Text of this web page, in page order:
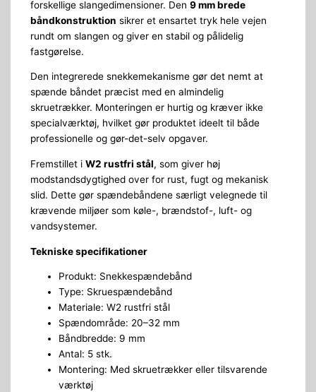
forskellige slangedimensioner. Den 9 mm brede
båndkonstruktion sikrer et ensartet tryk hele vejen
rundt om slangen og giver en stabil og pålidelig
fastgørelse.
Den integrerede snekkemekanisme gør det nemt at
spænde båndet præcist med en almindelig
skruetrækker. Monteringen er hurtig og kræver ikke
specialværktøj, hvilket gør produktet ideelt til både
professionelle og gør-det-selv opgaver.
Fremstillet i W2 rustfri stål, som giver høj
modstandsdygtighed over for rust, fugt og mekanisk
slid. Dette gør spændebåndene særligt velegnede til
krævende miljøer som køle-, brændstof-, luft- og
vandsystemer.
Tekniske specifikationer
Produkt: Snekkespændebånd
Type: Skruespændebånd
Materiale: W2 rustfri stål
Spændområde: 20–32 mm
Båndbredde: 9 mm
Antal: 5 stk.
Montering: Med skruetrækker eller tilsvarende
værktøj